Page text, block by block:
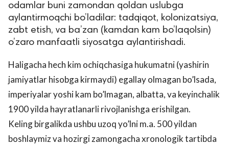
защищены.
odamlar buni zamondan qoldan uslubga
aylantirmoqchi bo’ladilar: tadqiqot, kolonizatsiya,
zabt etish, va ba’zan (kamdan kam bo’laqolsin)
o’zaro manfaatli siyosatga aylantirishadi.
Haligacha hech kim ochiqchasiga hukumatni (yashirin
jamiyatlar hisobga kirmaydi) egallay olmagan bo’lsada,
imperiyalar yoshi kam bo’lmagan, albatta, va keyinchalik
1900 yilda hayratlanarli rivojlanishga erishilgan.
Keling birgalikda ushbu uzoq yo’lni m.a. 500 yildan
boshlaymiz va hozirgi zamongacha xronologik tartibda